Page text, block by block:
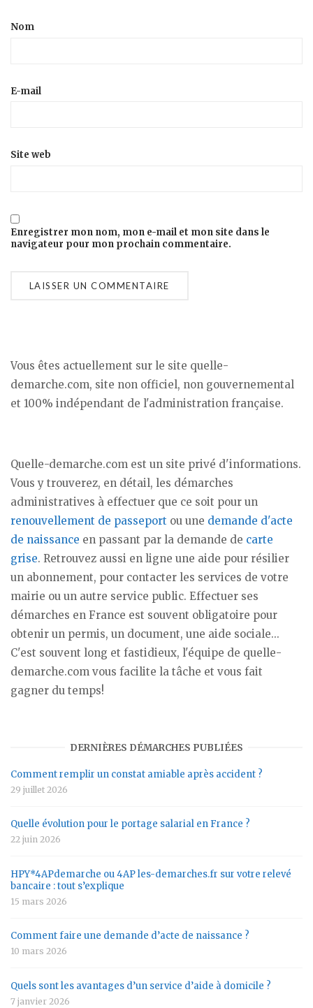
Nom
E-mail
Site web
Enregistrer mon nom, mon e-mail et mon site dans le
navigateur pour mon prochain commentaire.
Vous êtes actuellement sur le site quelle-
demarche.com, site non officiel, non gouvernemental
et 100% indépendant de l'administration française.
Quelle-demarche.com est un site privé d'informations.
Vous y trouverez, en détail, les démarches
administratives à effectuer que ce soit pour un
renouvellement de passeport ou une demande d'acte
de naissance en passant par la demande de carte
grise. Retrouvez aussi en ligne une aide pour résilier
un abonnement, pour contacter les services de votre
mairie ou un autre service public. Effectuer ses
démarches en France est souvent obligatoire pour
obtenir un permis, un document, une aide sociale...
C'est souvent long et fastidieux, l'équipe de quelle-
demarche.com vous facilite la tâche et vous fait
gagner du temps!
DERNIÈRES DÉMARCHES PUBLIÉES
Comment remplir un constat amiable après accident ?
29 juillet 2026
Quelle évolution pour le portage salarial en France ?
22 juin 2026
HPY*4APdemarche ou 4AP les-demarches.fr sur votre relevé
bancaire : tout s’explique
15 mars 2026
Comment faire une demande d’acte de naissance ?
10 mars 2026
Quels sont les avantages d’un service d’aide à domicile ?
7 janvier 2026